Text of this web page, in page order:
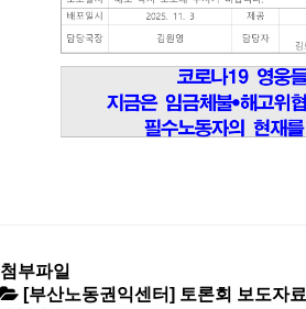
첨부파일
[부산노동권익센터] 토론회 보도자